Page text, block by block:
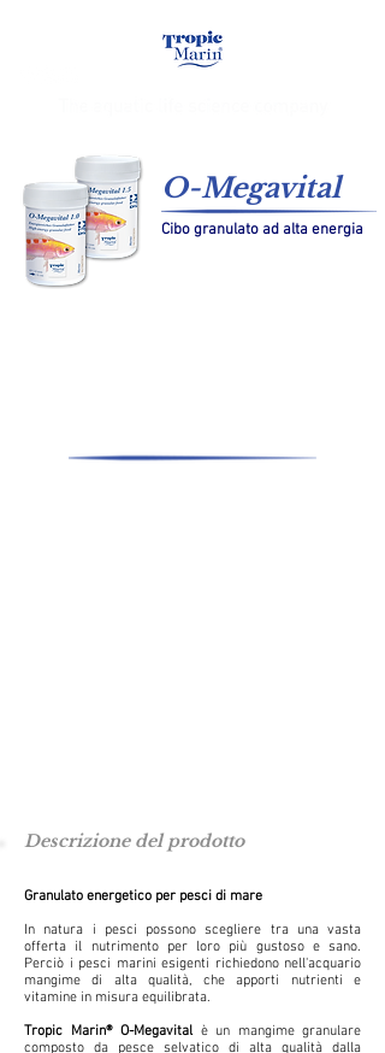
O-Megavital
Cibo granulato ad alta energia
Descrizione del prodotto
Granulato energetico per pesci di mare
In natura i pesci possono scegliere tra una vasta
offerta il nutrimento per loro più gustoso e sano.
Perciò i pesci marini esigenti richiedono nell'acquario
mangime di alta qualità, che apporti nutrienti e
vitamine in misura equilibrata.
Tropic Marin® O-Megavital è un mangime granulare
composto da pesce selvatico di alta qualità dalla